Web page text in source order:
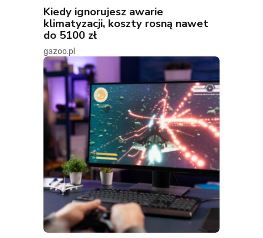
Kiedy ignorujesz awarie
klimatyzacji, koszty rosną nawet
do 5100 zł
gazoo.pl